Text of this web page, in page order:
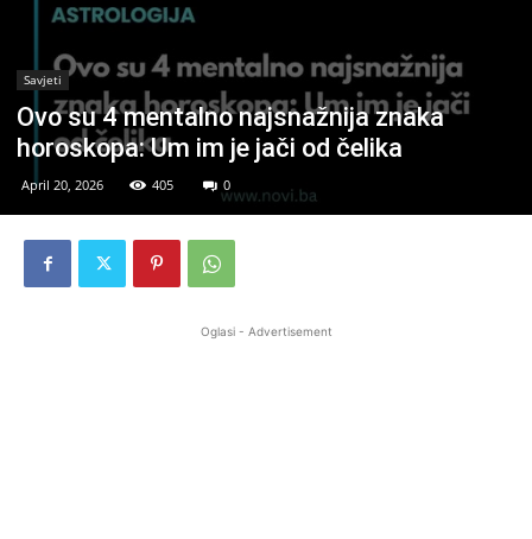
Savjeti
Ovo su 4 mentalno najsnažnija znaka
horoskopa: Um im je jači od čelika
April 20, 2026 405 0
Oglasi - Advertisement